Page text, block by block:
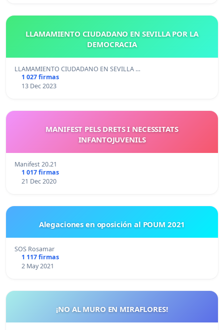
LLAMAMIENTO CIUDADANO EN SEVILLA POR LA
DEMOCRACIA
LLAMAMIENTO CIUDADANO EN SEVILLA …
1 027 firmas
13 Dec 2023
MANIFEST PELS DRETS I NECESSITATS
INFANTOJUVENILS
Manifest 20.21
1 017 firmas
21 Dec 2020
Alegaciones en oposición al POUM 2021
SOS Rosamar
1 117 firmas
2 May 2021
¡NO AL MURO EN MIRAFLORES!